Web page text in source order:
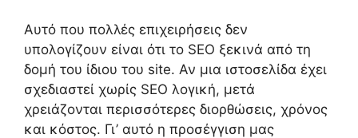
Αυτό που πολλές επιχειρήσεις δεν
υπολογίζουν είναι ότι το SEO ξεκινά από τη
δομή του ίδιου του site. Αν μια ιστοσελίδα έχει
σχεδιαστεί χωρίς SEO λογική, μετά
χρειάζονται περισσότερες διορθώσεις, χρόνος
και κόστος. Γι’ αυτό η προσέγγιση μας